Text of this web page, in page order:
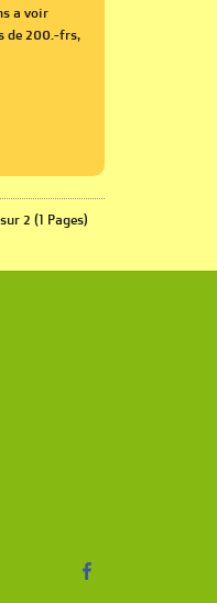
a voir
de 200.-frs,
2 (1 Pages)